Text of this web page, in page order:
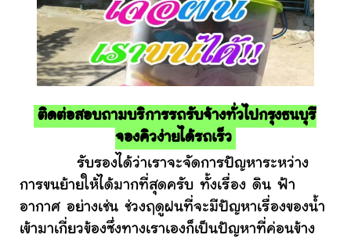
ติดต่อสอบถามบริการรถรับจ้างทั่วไปกรุงธนบุรี
จองคิวง่ายได้รถเร็ว
รับรองได้ว่าเราจะจัดการปัญหาระหว่าง
การขนย้ายให้ได้มากที่สุดครับ ทั้งเรื่อง ดิน ฟ้า
อากาศ อย่างเช่น ช่วงฤดูฝนที่จะมีปัญหาเรื่องของน้ำ
เข้ามาเกี่ยวข้องซึ่งทางเราเองก็เป็นปัญหาที่ค่อนข้าง